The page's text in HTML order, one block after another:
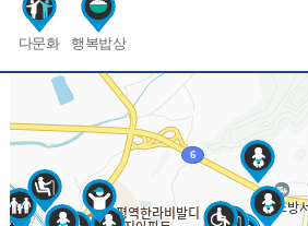
다문화 행복밥상